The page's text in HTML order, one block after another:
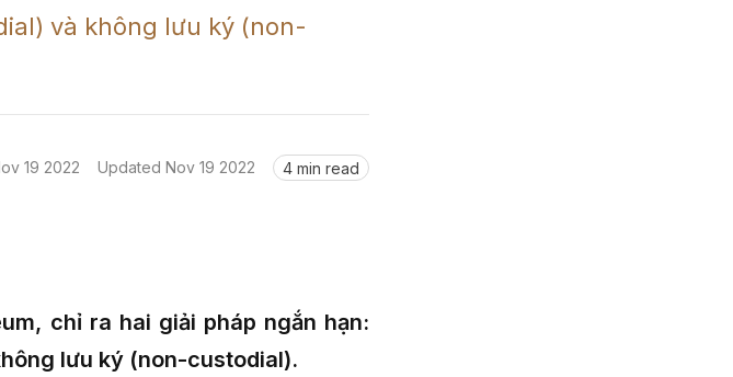
và không lưu ký (non-
19 2022 Updated Nov 19 2022 4 min read
chỉ ra hai giải pháp ngắn hạn:
lưu ký (non-custodial).